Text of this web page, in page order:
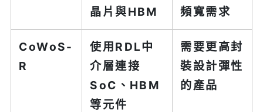
晶片與HBM
頻寬需求
CoWoS-
R
使用RDL中
介層連接
SoC、HBM
等元件
需要更高封
裝設計彈性
的產品